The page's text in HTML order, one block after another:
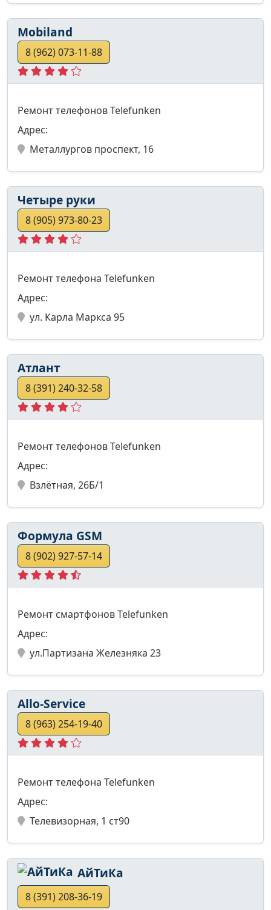
Mobiland
8 (962) 073-11-88
Ремонт телефонов Telefunken
Адрес:
Металлургов проспект, 16
Четыре руки
8 (905) 973-80-23
Ремонт телефона Telefunken
Адрес:
ул. Карла Маркса 95
Атлант
8 (391) 240-32-58
Ремонт телефонов Telefunken
Адрес:
Взлётная, 26Б/1
Формула GSM
8 (902) 927-57-14
Ремонт смартфонов Telefunken
Адрес:
ул.Партизана Железняка 23
Allo-Service
8 (963) 254-19-40
Ремонт телефона Telefunken
Адрес:
Телевизорная, 1 ст90
АйТиКа
8 (391) 208-36-19